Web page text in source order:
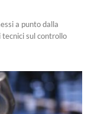
a punto dalla
sul controllo